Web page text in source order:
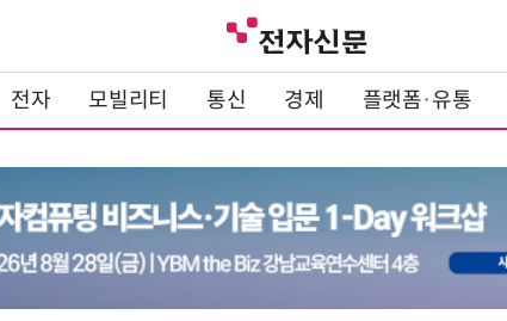
전자 모빌리티 통신 경제 플랫폼·유통